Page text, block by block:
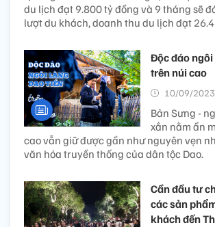
du lịch đạt 9.800 tỷ đồng và 9 tháng sẽ
lượt du khách, doanh thu du lịch đạt
Độc đáo ngôi
trên núi cao
10/09/2023
Bản Sưng -
xắn nằm ẩn
cao vẫn giữ được gần như nguyên vẹn
văn hóa truyền thống của dân tộc Dao.
Cần đầu tư
các sản
khách đến